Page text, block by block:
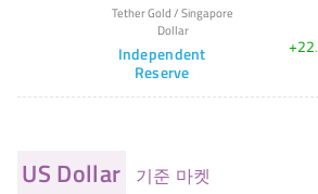
Tether Gold/Singapore
Dollar
Independent
Reserve
+22.
US Dollar 기준 마켓